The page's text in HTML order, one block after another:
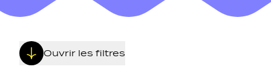
Ouvrir les filtres